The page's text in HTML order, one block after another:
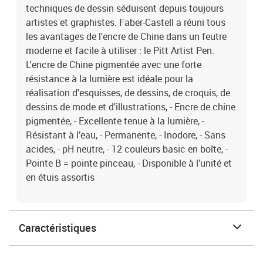
techniques de dessin séduisent depuis toujours
artistes et graphistes. Faber-Castell a réuni tous
les avantages de l'encre de Chine dans un feutre
moderne et facile à utiliser : le Pitt Artist Pen.
L'encre de Chine pigmentée avec une forte
résistance à la lumière est idéale pour la
réalisation d'esquisses, de dessins, de croquis, de
dessins de mode et d'illustrations, - Encre de chine
pigmentée, - Excellente tenue à la lumière, -
Résistant à l’eau, - Permanente, - Inodore, - Sans
acides, - pH neutre, - 12 couleurs basic en boîte, -
Pointe B = pointe pinceau, - Disponible à l’unité et
en étuis assortis
Caractéristiques